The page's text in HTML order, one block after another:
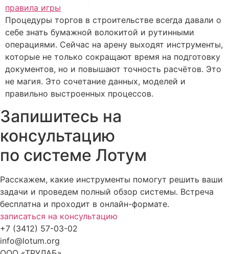
Процедуры торгов в строительстве всегда давали о
себе знать бумажной волокитой и рутинными
операциями. Сейчас на арену выходят инструменты,
которые не только сокращают время на подготовку
документов, но и повышают точность расчётов. Это
не магия. Это сочетание данных, моделей и
правильно выстроенных процессов.
Запишитесь на
консультацию
по системе Лотум
Расскажем, какие инструменты помогут решить ваши
задачи и проведем полный обзор системы. Встреча
бесплатна и проходит в онлайн-формате.
записаться на консультацию
+7 (3412) 57-03-02
info@lotum.org